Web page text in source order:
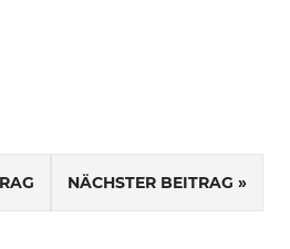
NÄCHSTER BEITRAG